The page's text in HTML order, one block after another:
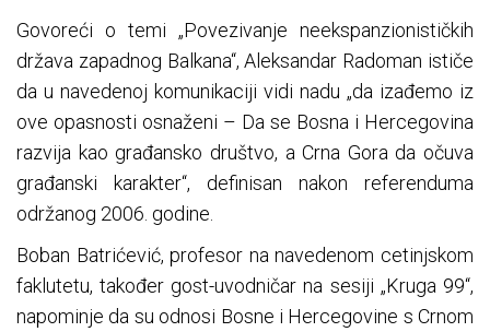
Govoreći o temi „Povezivanje neekspanzionističkih
država zapadnog Balkana“, Aleksandar Radoman ističe
da u navedenoj komunikaciji vidi nadu „da izađemo iz
ove opasnosti osnaženi – Da se Bosna i Hercegovina
razvija kao građansko društvo, a Crna Gora da očuva
građanski karakter“, definisan nakon referenduma
održanog 2006. godine.
Boban Batrićević, profesor na navedenom cetinjskom
faklutetu, također gost-uvodničar na sesiji „Kruga 99“,
napominje da su odnosi Bosne i Hercegovine s Crnom